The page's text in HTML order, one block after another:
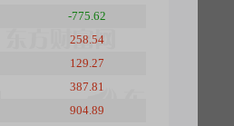
-775.62
258.54
129.27
387.81
904.89